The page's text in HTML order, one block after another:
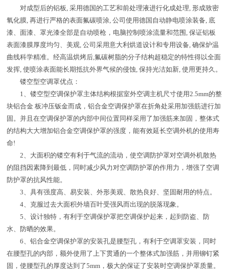
对成型后的铝板, 采用德国的工艺和前处理液进行化成处理, 形成致密
氧化膜, 再进行严格的表面氟碳喷涂, 公司使用德国自动静电喷涂装备, 底
漆、面漆、罩光漆全部是自动喷枪，电脑控制喷涂流量和范围, 保证铝板
表面漆膜厚度均匀、美观, 公司采用意大利烘道设计和专用设备, 确保炉温
曲线科学精准。经高温烘烤后,氟碳树脂的分子结构超稳定的特性得以全面
发挥, 使喷涂表面能长期抵抗外界气候的侵蚀, 保持光洁如新, 使用更持久。
镂空型空调罩优点：
1、镂空型空调保护罩主体结构根据室外空调主机尺寸使用2.5mm的整
块铝合金 板冲压钣金而成，铝合金空调保护罩在折角处采用加强筋进行加
固。并且在空调保护罩的内部中间位置同样采用了加强筋来加固，整体式
的结构大大增加铝合金空调保护罩的强度，能有效延长空调外机的使用寿
命!
2、大面积的镂空有利于气流的流动，使空调防护罩对空调外机散热
的阻挡因素降到最低，同时减少风力对空调防护罩的作用力，增强了空调
防护罩的抗风性能。
3、具有强度高、易安装、外形美观、散热良好、坚固耐用的特点。
4、克服过去大面积外墙百叶受强风而出现的脱落现象。
5、设计独特，有利于空调保护罩把空调保护起来，起到防盗、防
水、防晒的效果。
6、铝合金空调保护罩的安装孔是腰型孔，有利于空调罩安装，同时
在腰型孔的内部，额外使用了上下贯通的一个整体式加强筋，并用铆钉紧
固，使腰型孔的厚度达到了5mm，极大的保证了安装时空调保护罩质量。